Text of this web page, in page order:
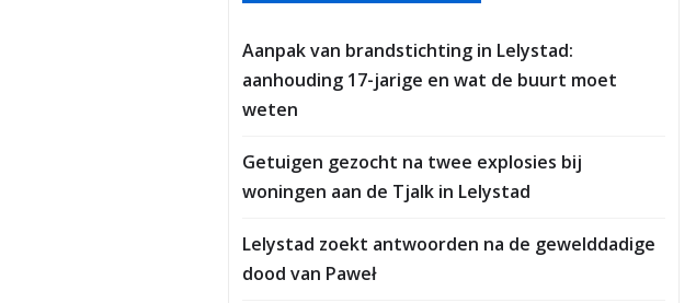
Aanpak van brandstichting in Lelystad:
aanhouding 17-jarige en wat de buurt moet
weten
Getuigen gezocht na twee explosies bij
woningen aan de Tjalk in Lelystad
Lelystad zoekt antwoorden na de gewelddadige
dood van Paweł